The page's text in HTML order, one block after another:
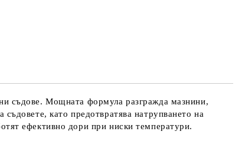
съдове. Мощната формула разгражда мазнини,
като предотвратява натрупването на
ефективно дори при ниски температури.